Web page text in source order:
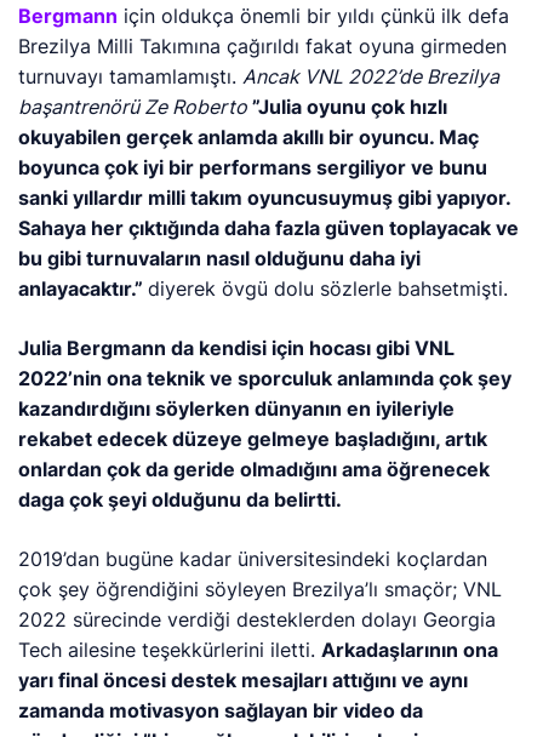
Bergmann için oldukça önemli bir yıldı çünkü ilk defa
Brezilya Milli Takımına çağırıldı fakat oyuna girmeden
turnuvayı tamamlamıştı.Ancak VNL 2022’de Brezilya
başantrenörü Ze Roberto”Julia oyunu çok hızlı
okuyabilen gerçek anlamda akıllı bir oyuncu. Maç
boyunca çok iyi bir performans sergiliyor ve bunu
sanki yıllardır milli takım oyuncusuymuş gibi yapıyor.
Sahaya her çıktığında daha fazla güven toplayacak ve
bu gibi turnuvaların nasıl olduğunu daha iyi
anlayacaktır.”diyerek övgü dolu sözlerle bahsetmişti.
Julia Bergmann da kendisi için hocası gibi VNL
2022’nin ona teknik ve sporculuk anlamında çok şey
kazandırdığını söylerken dünyanın en iyileriyle
rekabet edecek düzeye gelmeye başladığını, artık
onlardan çok da geride olmadığını ama öğrenecek
daga çok şeyi olduğunu da belirtti.
2019’dan bugüne kadar üniversitesindeki koçlardan
çok şey öğrendiğini söyleyen Brezilya’lı smaçör; VNL
2022 sürecinde verdiği desteklerden dolayı Georgia
Tech ailesine teşekkürlerini iletti.Arkadaşlarının ona
yarı final öncesi destek mesajları attığını ve aynı
zamanda motivasyon sağlayan bir video da